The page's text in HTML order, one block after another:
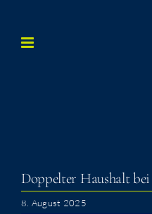
Inhalt
Dop­pel­ter Haus­halt
8. August 2025